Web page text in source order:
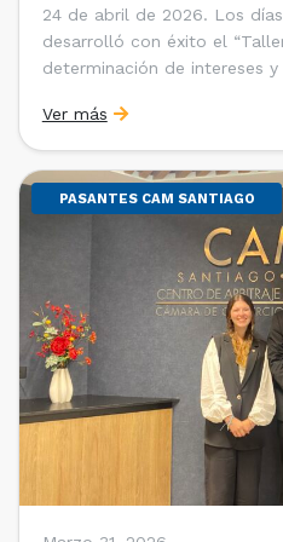
24 de abril de 2026. Los
desarrolló con éxito el
determinación de intereses
Universidad Católica de Chile
de la Universidad de
[…]
Ver más
PASANTES CAM SANTIAGO